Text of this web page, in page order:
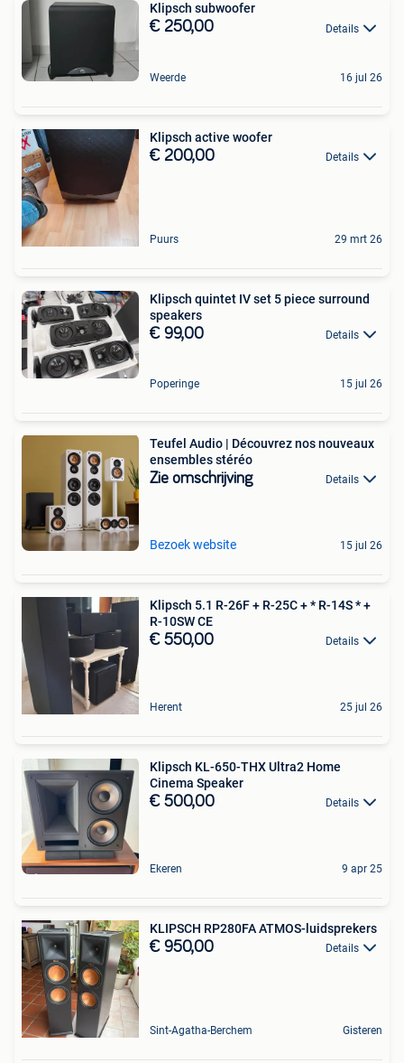
Klipsch subwoofer
€ 250,00 Details
Weerde 16 jul 26
Klipsch active woofer
€ 200,00 Details
Puurs 29 mrt 26
Klipsch quintet IV set 5 piece surround
speakers
€ 99,00 Details
Poperinge 15 jul 26
Teufel Audio | Découvrez nos nouveaux
ensembles stéréo
Zie omschrijving Details
Bezoek website 15 jul 26
Klipsch 5.1 R-26F + R-25C + * R-14S * +
R-10SW CE
€ 550,00 Details
Herent 25 jul 26
Klipsch KL-650-THX Ultra2 Home
Cinema Speaker
€ 500,00 Details
Ekeren 9 apr 25
KLIPSCH RP280FA ATMOS-luidsprekers
€ 950,00 Details
Sint-Agatha-Berchem Gisteren